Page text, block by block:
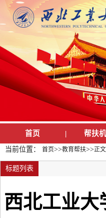
首页 | 帮扶
当前位置： 首页>>教育帮扶>>正文
标题列表
西北工业大